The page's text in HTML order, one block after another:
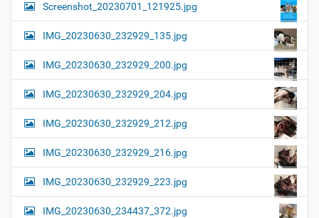
Screenshot_20230701_121925.jpg
IMG_20230630_232929_135.jpg
IMG_20230630_232929_200.jpg
IMG_20230630_232929_204.jpg
IMG_20230630_232929_212.jpg
IMG_20230630_232929_216.jpg
IMG_20230630_232929_223.jpg
IMG_20230630_234437_372.jpg